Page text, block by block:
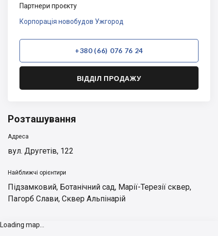
+380 (66) 076 76 24
ВІДДІЛ ПРОДАЖУ
Партнери проєкту
Корпорація новобудов Ужгород
Розташування
Адреса
вул. Другетів, 122
Найближчі орієнтири
Підзамковий, Ботанічний сад, Марії-Терезії сквер,
Пагорб Слави, Сквер Альпінарій
Loading map...